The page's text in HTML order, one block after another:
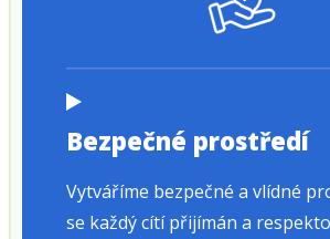
Bezpečné prostředí
Vytváříme bezpečné a vlídné
se každý cítí přijímán a